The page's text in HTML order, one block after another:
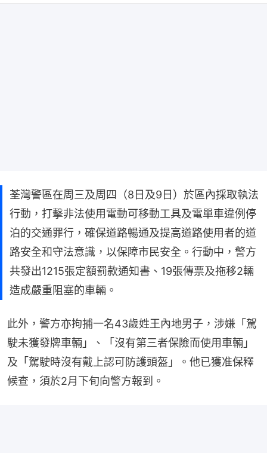
荃灣警區在周三及周四（8日及9日）於區內採取執法
行動，打擊非法使用電動可移動工具及電單車違例停
泊的交通罪行，確保道路暢通及提高道路使用者的道
路安全和守法意識，以保障市民安全。行動中，警方
共發出1215張定額罰款通知書、19張傳票及拖移2輛
造成嚴重阻塞的車輛。
此外，警方亦拘捕一名43歲姓王內地男子，涉嫌「駕
駛未獲發牌車輛」、「沒有第三者保險而使用車輛」
及「駕駛時沒有戴上認可防護頭盔」。他已獲准保釋
候查，須於2月下旬向警方報到。